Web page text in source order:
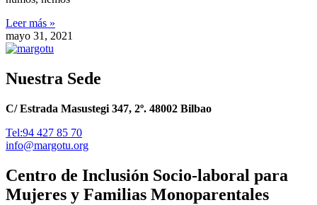
Leer más »
mayo 31, 2021
Nuestra Sede
C/ Estrada Masustegi 347, 2º. 48002 Bilbao
Tel:94 427 85 70
info@margotu.org
Centro de Inclusión Socio-laboral para
Mujeres y Familias Monoparentales